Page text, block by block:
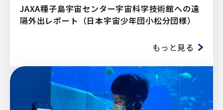
JAXA種子島宇宙センター宇宙科学技術館への遠
隔外出レポート（日本宇宙少年団小松分団様）
もっと見る